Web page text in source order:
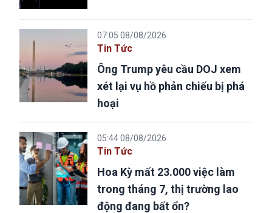
07:05 08/08/2026
Tin Tức
Ông Trump yêu cầu DOJ xem
xét lại vụ hồ phản chiếu bị phá
hoại
05:44 08/08/2026
Tin Tức
Hoa Kỳ mất 23.000 việc làm
trong tháng 7, thị trường lao
động đang bất ổn?